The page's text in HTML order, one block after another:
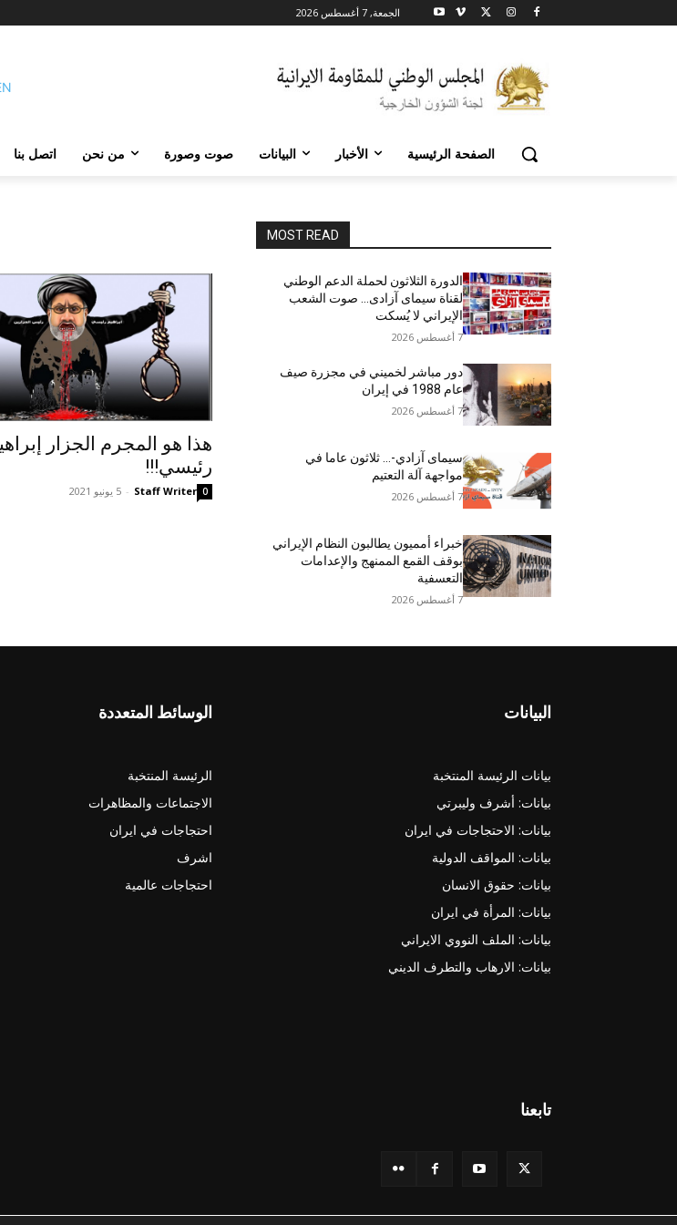
الجمعة, 7 أغسطس 2026
الصفحة الرئيسية الأخبار البيانات صوت وصورة من نحن اتصل بنا
هذا هو المجرم الجزار
رئيسي!!!
Staff Writer
- 5 يونيو 2021 0
MOST READ
الدورة الثلاثون لحملة الدعم الوطني
لقناة سیمای آزادی… صوت الشعب
الإيراني لا يُسكت
7 أغسطس 2026
دور مباشر لخميني في مجزرة صيف
عام 1988 في إيران
7 أغسطس 2026
سيمای آزادي-… ثلاثون عاما في
مواجهة آلة التعتيم
7 أغسطس 2026
خبراء أمميون يطالبون النظام الإيراني
بوقف القمع الممنهج والإعدامات
التعسفية
7 أغسطس 2026
الوسائط المتعددة
الرئيسة المنتخبة
الاجتماعات والمظاهرات
احتجاجات في ايران
اشرف
احتجاجات عالمية
البيانات
بيانات الرئيسة المنتخبة
بيانات: أشرف وليبرتي
بيانات: الاحتجاجات في ايران
بيانات: المواقف الدولية
بيانات: حقوق الانسان
بيانات: المرأة في ايران
بيانات: الملف النووي الايراني
بيانات: الارهاب والتطرف الديني
تابعنا